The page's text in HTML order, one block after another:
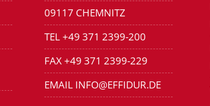
09117 CHEMNITZ
TEL +49 371 2399-200
FAX +49 371 2399-229
EMAIL INFO@EFFIDUR.DE